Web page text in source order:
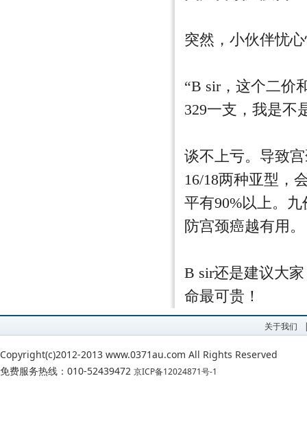
突然，小伙伴忧
“B sir，这个二价
329一支，我是不
谈不上亏。导致
16/18两种亚型，
平有90%以上。
防宫颈癌越有用。
B sir还是建议大
命最可贵！
关于我们
Copyright(c)2012-2013 www.0371au.com All Rights Reserved
免费服务热线：010-52439472 京ICP备12024871号-1